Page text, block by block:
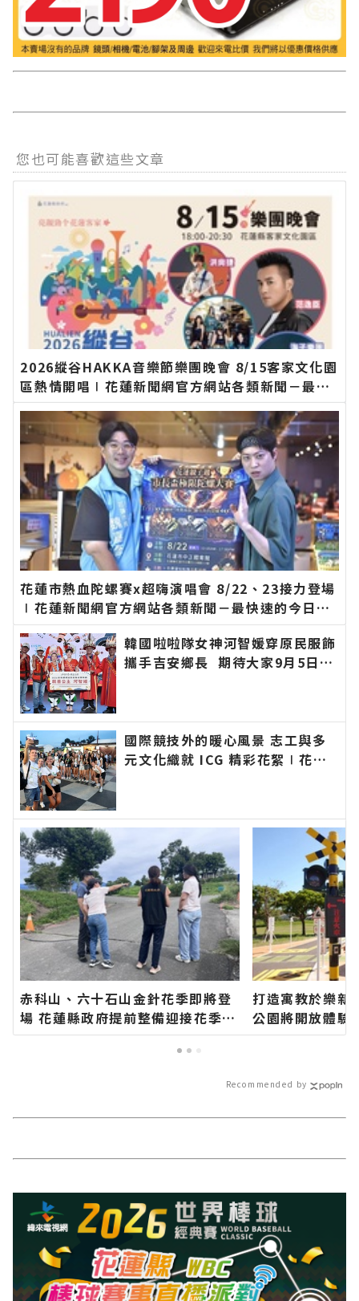
您也可能喜歡這些文章
2026縱谷HAKKA音樂節樂團晚會 8/15客家文化園
區熱情開唱∣花蓮新聞網官方網站各類新聞－最快
速的今日新聞報導 最新的在地資訊！
花蓮市熱血陀螺賽x超嗨演唱會 8/22、23接力登場
∣花蓮新聞網官方網站各類新聞－最快速的今日新
聞報導 最新的在地資訊！
韓國啦啦隊女神河智媛穿原民服飾
攜手吉安鄉長 期待大家9月5日參
站各類新聞－最快速的今日新聞報
導 最新的在地資訊！
國際競技外的暖心風景 志工與多
元文化織就 ICG 精彩花絮∣花蓮
訊！
赤科山、六十石山金針花季即將登
場 花蓮縣政府提前整備迎接花季
邀遊客安心賞花∣花蓮新聞網官方
網站各類新聞－最快速的今日新聞
打造寓教於樂新
公園將開放體
網站各類新聞－
Recommended by